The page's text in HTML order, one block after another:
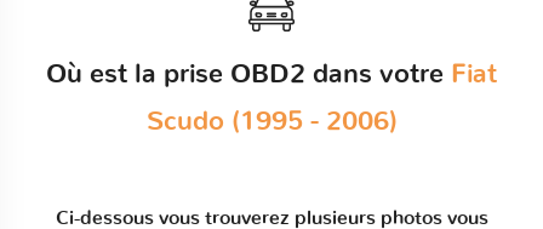
Où est la prise OBD2 dans votre Fiat
Scudo (1995 - 2006)
Ci-dessous vous trouverez plusieurs photos vous